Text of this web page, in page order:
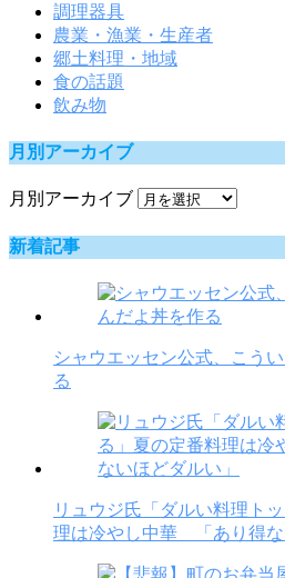
調理器具
農業・漁業・生産者
郷土料理・地域
食の話題
飲み物
月別アーカイブ
月別アーカイブ
新着記事
シャウエッセン公式、こう
る
リュウジ氏「ダルい料理ト
理は冷やし中華 「あり得な